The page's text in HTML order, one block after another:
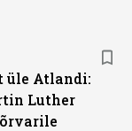
üle Atlandi:
Luther